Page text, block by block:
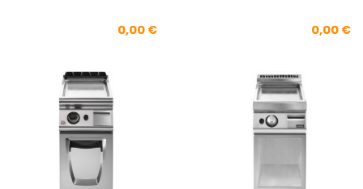
Precio
0,00 € 0,00 €